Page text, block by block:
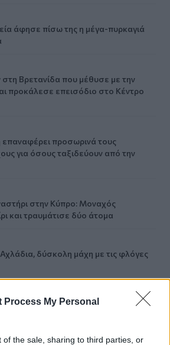
Process My Personal
of the sale, sharing to third parties, or
άφησε πίσω της η μέγα-πυρκαγιά
Βρετανίδα που μέθυσε με την
προκάλεσε επεισόδιο στο Κέντρο
επαναφέρει προσωρινά τους
για όσους ταξιδεύουν από την
στην Κύπρο: Μοναχός
και τραυμάτισε δύο άτομα
δύσκολη μάχη με τις φλόγες
δολοφόνος καταδικάστηκε για
- Η συγγνώμη από την